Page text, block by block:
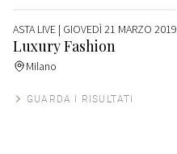
ASTA LIVE | GIOVEDÌ 21 MARZO 2019
Luxury Fashion
Milano
GUARDA I RISULTATI